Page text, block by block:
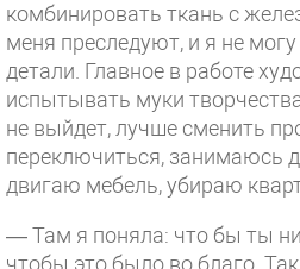
комбинировать ткань с
меня преследуют, и я не
детали. Главное в работе
испытывать муки
не выйдет, лучше сменить
переключиться, занимаюсь
двигаю мебель, убираю
— Там я поняла: что бы ты ни
чтобы это было во благо.